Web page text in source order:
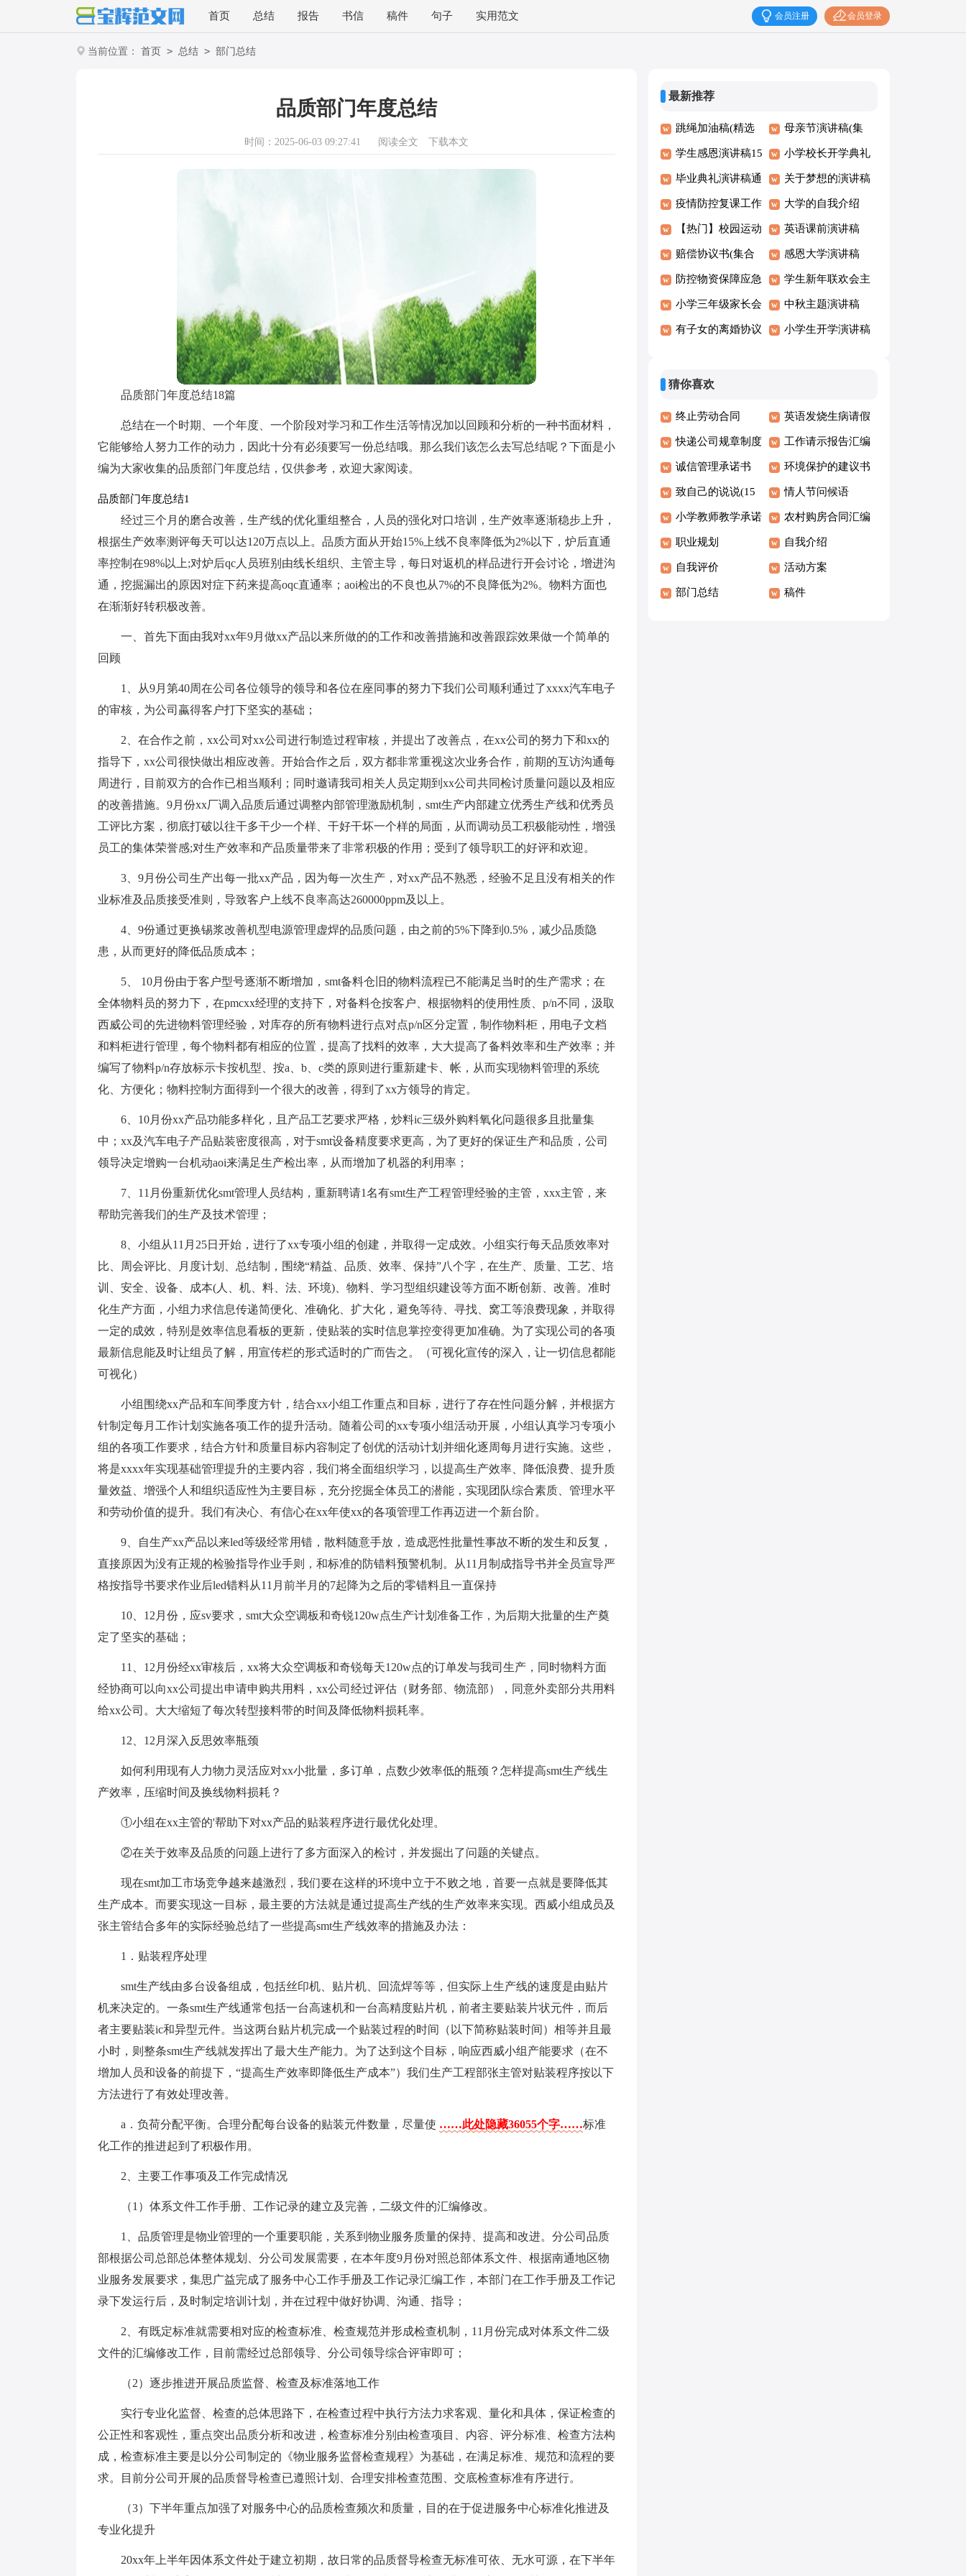
首页 总结 报告 书信 稿件 句子 实用范文 会员登录
会员注册
当前位置： 首页 > 总结 > 部门总结
品质部门年度总结
时间：2025-06-03 09:27:41 阅读全文 下载本文
品质部门年度总结18篇
总结在一个时期、一个年度、一个阶段对学习和工作生活等情况加以回顾和分析的一种书面材料，
它能够给人努力工作的动力，因此十分有必须要写一份总结哦。那么我们该怎么去写总结呢？下面是小
编为大家收集的品质部门年度总结，仅供参考，欢迎大家阅读。
品质部门年度总结1
经过三个月的磨合改善，生产线的优化重组整合，人员的强化对口培训，生产效率逐渐稳步上升，
根据生产效率测评每天可以达120万点以上。品质方面从开始15%上线不良率降低为2%以下，炉后直通
率控制在98%以上;对炉后qc人员班别由线长组织、主管主导，每日对返机的样品进行开会讨论，增进沟
通，挖掘漏出的原因对症下药来提高oqc直通率；aoi检出的不良也从7%的不良降低为2%。物料方面也
在渐渐好转积极改善。
一、首先下面由我对xx年9月做xx产品以来所做的的工作和改善措施和改善跟踪效果做一个简单的
回顾
1、从9月第40周在公司各位领导的领导和各位在座同事的努力下我们公司顺利通过了xxxx汽车电子
的审核，为公司蠃得客户打下坚实的基础；
2、在合作之前，xx公司对xx公司进行制造过程审核，并提出了改善点，在xx公司的努力下和xx的
指导下，xx公司很快做出相应改善。开始合作之后，双方都非常重视这次业务合作，前期的互访沟通每
周进行，目前双方的合作已相当顺利；同时邀请我司相关人员定期到xx公司共同检讨质量问题以及相应
的改善措施。9月份xx厂调入品质后通过调整内部管理激励机制，smt生产内部建立优秀生产线和优秀员
工评比方案，彻底打破以往干多干少一个样、干好干坏一个样的局面，从而调动员工积极能动性，增强
员工的集体荣誉感;对生产效率和产品质量带来了非常积极的作用；受到了领导职工的好评和欢迎。
3、9月份公司生产出每一批xx产品，因为每一次生产，对xx产品不熟悉，经验不足且没有相关的作
业标准及品质接受准则，导致客户上线不良率高达260000ppm及以上。
4、9份通过更换锡浆改善机型电源管理虚焊的品质问题，由之前的5%下降到0.5%，减少品质隐
患，从而更好的降低品质成本；
5、 10月份由于客户型号逐渐不断增加，smt备料仓旧的物料流程已不能满足当时的生产需求；在
全体物料员的努力下，在pmcxx经理的支持下，对备料仓按客户、根据物料的使用性质、p/n不同，汲取
西威公司的先进物料管理经验，对库存的所有物料进行点对点p/n区分定置，制作物料柜，用电子文档
和料柜进行管理，每个物料都有相应的位置，提高了找料的效率，大大提高了备料效率和生产效率；并
编写了物料p/n存放标示卡按机型、按a、b、c类的原则进行重新建卡、帐，从而实现物料管理的系统
化、方便化；物料控制方面得到一个很大的改善，得到了xx方领导的肯定。
6、10月份xx产品功能多样化，且产品工艺要求严格，炒料ic三级外购料氧化问题很多且批量集
中；xx及汽车电子产品贴装密度很高，对于smt设备精度要求更高，为了更好的保证生产和品质，公司
领导决定增购一台机动aoi来满足生产检出率，从而增加了机器的利用率；
7、11月份重新优化smt管理人员结构，重新聘请1名有smt生产工程管理经验的主管，xxx主管，来
帮助完善我们的生产及技术管理；
8、小组从11月25日开始，进行了xx专项小组的创建，并取得一定成效。小组实行每天品质效率对
比、周会评比、月度计划、总结制，围绕“精益、品质、效率、保持”八个字，在生产、质量、工艺、培
训、安全、设备、成本(人、机、料、法、环境)、物料、学习型组织建设等方面不断创新、改善。准时
化生产方面，小组力求信息传递简便化、准确化、扩大化，避免等待、寻找、窝工等浪费现象，并取得
一定的成效，特别是效率信息看板的更新，使贴装的实时信息掌控变得更加准确。为了实现公司的各项
最新信息能及时让组员了解，用宣传栏的形式适时的广而告之。（可视化宣传的深入，让一切信息都能
可视化）
小组围绕xx产品和车间季度方针，结合xx小组工作重点和目标，进行了存在性问题分解，并根据方
针制定每月工作计划实施各项工作的提升活动。随着公司的xx专项小组活动开展，小组认真学习专项小
组的各项工作要求，结合方针和质量目标内容制定了创优的活动计划并细化逐周每月进行实施。这些，
将是xxxx年实现基础管理提升的主要内容，我们将全面组织学习，以提高生产效率、降低浪费、提升质
量效益、增强个人和组织适应性为主要目标，充分挖掘全体员工的潜能，实现团队综合素质、管理水平
和劳动价值的提升。我们有决心、有信心在xx年使xx的各项管理工作再迈进一个新台阶。
9、自生产xx产品以来led等级经常用错，散料随意手放，造成恶性批量性事故不断的发生和反复，
直接原因为没有正规的检验指导作业手则，和标准的防错料预警机制。从11月制成指导书并全员宣导严
格按指导书要求作业后led错料从11月前半月的7起降为之后的零错料且一直保持
10、12月份，应sv要求，smt大众空调板和奇锐120w点生产计划准备工作，为后期大批量的生产奠
定了坚实的基础；
11、12月份经xx审核后，xx将大众空调板和奇锐每天120w点的订单发与我司生产，同时物料方面
经协商可以向xx公司提出申请申购共用料，xx公司经过评估（财务部、物流部），同意外卖部分共用料
给xx公司。大大缩短了每次转型接料带的时间及降低物料损耗率。
12、12月深入反思效率瓶颈
如何利用现有人力物力灵活应对xx小批量，多订单，点数少效率低的瓶颈？怎样提高smt生产线生
产效率，压缩时间及换线物料损耗？
①小组在xx主管的'帮助下对xx产品的贴装程序进行最优化处理。
②在关于效率及品质的问题上进行了多方面深入的检讨，并发掘出了问题的关键点。
现在smt加工市场竞争越来越激烈，我们要在这样的环境中立于不败之地，首要一点就是要降低其
生产成本。而要实现这一目标，最主要的方法就是通过提高生产线的生产效率来实现。西威小组成员及
张主管结合多年的实际经验总结了一些提高smt生产线效率的措施及办法：
1．贴装程序处理
smt生产线由多台设备组成，包括丝印机、贴片机、回流焊等等，但实际上生产线的速度是由贴片
机来决定的。一条smt生产线通常包括一台高速机和一台高精度贴片机，前者主要贴装片状元件，而后
者主要贴装ic和异型元件。当这两台贴片机完成一个贴装过程的时间（以下简称贴装时间）相等并且最
小时，则整条smt生产线就发挥出了最大生产能力。为了达到这个目标，响应西威小组产能要求（在不
增加人员和设备的前提下，“提高生产效率即降低生产成本”）我们生产工程部张主管对贴装程序按以下
方法进行了有效处理改善。
a．负荷分配平衡。合理分配每台设备的贴装元件数量，尽量使 ……此处隐藏36055个字……标准
化工作的推进起到了积极作用。
2、主要工作事项及工作完成情况
（1）体系文件工作手册、工作记录的建立及完善，二级文件的汇编修改。
1、品质管理是物业管理的一个重要职能，关系到物业服务质量的保持、提高和改进。分公司品质
部根据公司总部总体整体规划、分公司发展需要，在本年度9月份对照总部体系文件、根据南通地区物
业服务发展要求，集思广益完成了服务中心工作手册及工作记录汇编工作，本部门在工作手册及工作记
录下发运行后，及时制定培训计划，并在过程中做好协调、沟通、指导；
2、有既定标准就需要相对应的检查标准、检查规范并形成检查机制，11月份完成对体系文件二级
文件的汇编修改工作，目前需经过总部领导、分公司领导综合评审即可；
（2）逐步推进开展品质监督、检查及标准落地工作
实行专业化监督、检查的总体思路下，在检查过程中执行方法力求客观、量化和具体，保证检查的
公正性和客观性，重点突出品质分析和改进，检查标准分别由检查项目、内容、评分标准、检查方法构
成，检查标准主要是以分公司制定的《物业服务监督检查规程》为基础，在满足标准、规范和流程的要
求。目前分公司开展的品质督导检查已遵照计划、合理安排检查范围、交底检查标准有序进行。
（3）下半年重点加强了对服务中心的品质检查频次和质量，目的在于促进服务中心标准化推进及
专业化提升
20xx年上半年因体系文件处于建立初期，故日常的品质督导检查无标准可依、无水可源，在下半年
最新推荐
跳绳加油稿(精选
15篇)
母亲节演讲稿(集
锦15篇)
学生感恩演讲稿15
篇
小学校长开学典礼
讲话稿15篇
毕业典礼演讲稿通
用15篇
关于梦想的演讲稿
集合15篇
疫情防控复课工作
方案
大学的自我介绍
【热门】校园运动
会加油稿
英语课前演讲稿
赔偿协议书(集合
15篇)
感恩大学演讲稿
防控物资保障应急
预案
学生新年联欢会主
持词
小学三年级家长会
班主任发言稿(15
中秋主题演讲稿
有子女的离婚协议 小学生开学演讲稿
猜你喜欢
终止劳动合同
【荐】
英语发烧生病请假
条
快递公司规章制度
(5篇)
工作请示报告汇编
15篇
诚信管理承诺书 环境保护的建议书
(15篇)
致自己的说说(15
篇)
情人节问候语
小学教师教学承诺
书
农村购房合同汇编
15篇
职业规划 自我介绍
自我评价 活动方案
部门总结 稿件